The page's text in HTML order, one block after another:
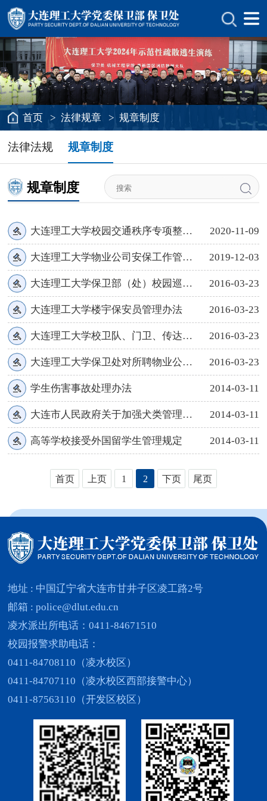
首页 >法律规章 >规章制度
法律法规 规章制度
规章制度
大连理工大学校园交通秩序专项整治方案 2020-11-09
大连理工大学物业公司安保工作管理规定 2019-12-03
大连理工大学保卫部（处）校园巡逻管理规定 2016-03-23
大连理工大学楼宇保安员管理办法 2016-03-23
大连理工大学校卫队、门卫、传达员管理制度 2016-03-23
大连理工大学保卫处对所聘物业公司及保安队员考核奖惩规定 2016-03-23
学生伤害事故处理办法 2014-03-11
大连市人民政府关于加强犬类管理的通告 2014-03-11
高等学校接受外国留学生管理规定 2014-03-11
首页 上页 1 2 下页 尾页
地址 : 中国辽宁省大连市甘井子区凌工路2号
邮箱 : police@dlut.edu.cn
凌水派出所电话：0411-84671510
校园报警求助电话：
0411-84708110（凌水校区）
0411-84707110（凌水校区西部接警中心）
0411-87563110（开发区校区）